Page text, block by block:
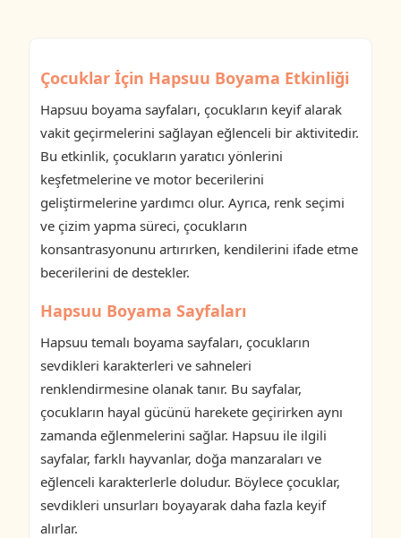
Çocuklar İçin Hapsuu Boyama Etkinliği
Hapsuu boyama sayfaları, çocukların keyif alarak
vakit geçirmelerini sağlayan eğlenceli bir aktivitedir.
Bu etkinlik, çocukların yaratıcı yönlerini
keşfetmelerine ve motor becerilerini
geliştirmelerine yardımcı olur. Ayrıca, renk seçimi
ve çizim yapma süreci, çocukların
konsantrasyonunu artırırken, kendilerini ifade etme
becerilerini de destekler.
Hapsuu Boyama Sayfaları
Hapsuu temalı boyama sayfaları, çocukların
sevdikleri karakterleri ve sahneleri
renklendirmesine olanak tanır. Bu sayfalar,
çocukların hayal gücünü harekete geçirirken aynı
zamanda eğlenmelerini sağlar. Hapsuu ile ilgili
sayfalar, farklı hayvanlar, doğa manzaraları ve
eğlenceli karakterlerle doludur. Böylece çocuklar,
sevdikleri unsurları boyayarak daha fazla keyif
alırlar.